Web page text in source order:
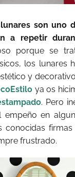
son uno
a repetir
porque se
los lunares
y
ya os
. Pero
empeño en
conocidas
frustrado.